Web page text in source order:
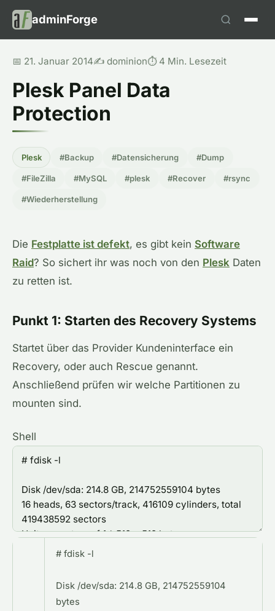
adminForge
📅 21. Januar 2014✍️ dominion⏱️ 4 Min. Lesezeit
Plesk Panel Data
Protection
Plesk #Backup #Datensicherung #Dump
#FileZilla #MySQL #plesk #Recover #rsync
#Wiederherstellung
Die Festplatte ist defekt, es gibt kein Software
Raid? So sichert ihr was noch von den Plesk Daten
zu retten ist.
Punkt 1: Starten des Recovery Systems
Startet über das Provider Kundeninterface ein
Recovery, oder auch Rescue genannt.
Anschließend prüfen wir welche Partitionen zu
mounten sind.
Shell
# fdisk -l
Disk /dev/sda: 214.8 GB, 214752559104
bytes